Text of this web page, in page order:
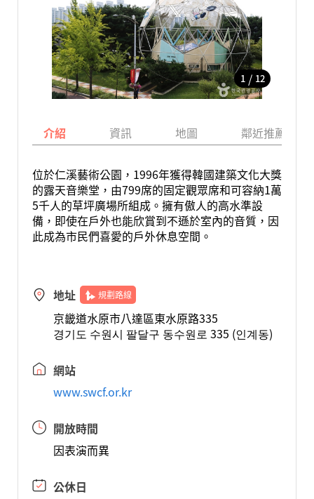
1 / 12
介紹 資訊 地圖 鄰近推薦景點
位於仁溪藝術公園，1996年獲得韓國建築文化大獎
的露天音樂堂，由799席的固定觀眾席和可容納1萬
5千人的草坪廣場所組成。擁有傲人的高水準設
備，即使在戶外也能欣賞到不遜於室內的音質，因
此成為市民們喜愛的戶外休息空間。
地址 規劃路線
京畿道水原市八達區東水原路335
경기도 수원시 팔달구 동수원로 335 (인계동)
網站
www.swcf.or.kr
開放時間
因表演而異
公休日